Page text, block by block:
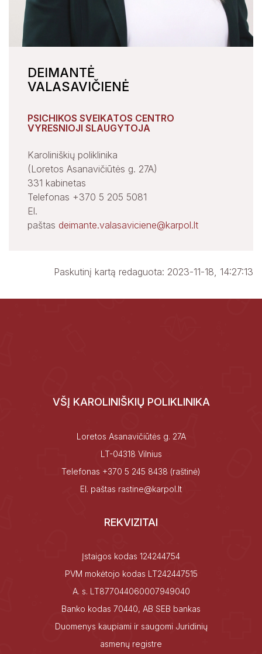
DEIMANTĖ
VALASAVIČIENĖ
PSICHIKOS SVEIKATOS CENTRO
VYRESNIOJI SLAUGYTOJA
Karoliniškių poliklinika
(Loretos Asanavičiūtės g. 27A)
331 kabinetas
Telefonas +370 5 205 5081
El.
paštas deimante.valasaviciene@karpol.lt
Paskutinį kartą redaguota: 2023-11-18, 14:27:13
VŠĮ KAROLINIŠKIŲ POLIKLINIKA
Loretos Asanavičiūtės g. 27A
LT-04318 Vilnius
Telefonas +370 5 245 8438 (raštinė)
El. paštas rastine@karpol.lt
REKVIZITAI
Įstaigos kodas 124244754
PVM mokėtojo kodas LT242447515
A. s. LT877044060007949040
Banko kodas 70440, AB SEB bankas
Duomenys kaupiami ir saugomi Juridinių
asmenų registre